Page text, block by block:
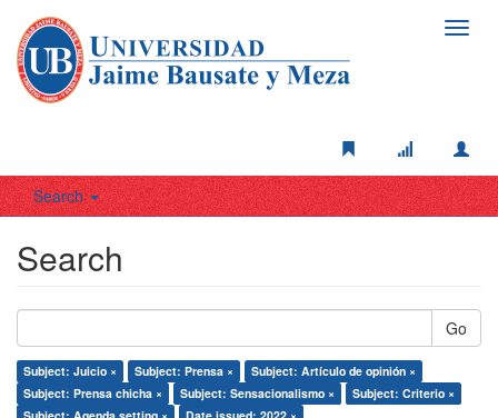
Search
Search
Go
Subject: Juicio × Subject: Prensa ×
Subject: Artículo de opinión ×
Subject: Prensa chicha ×
Subject: Sensacionalismo ×
Subject: Criterio ×